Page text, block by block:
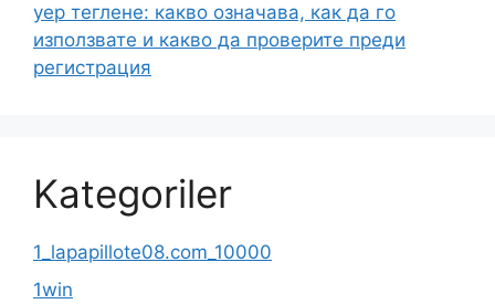
yep теглене: какво означава, как да го
използвате и какво да проверите преди
регистрация
Kategoriler
1_lapapillote08.com_10000
1win